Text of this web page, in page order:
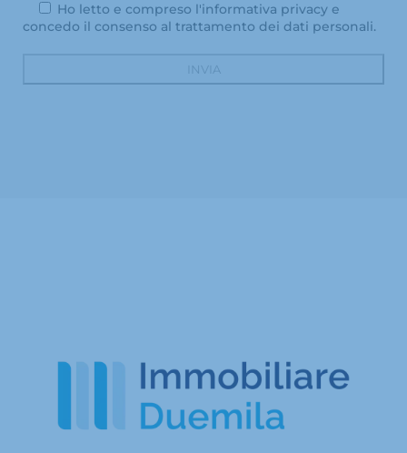
Ho letto e compreso l'informativa privacy e
concedo il consenso al trattamento dei dati personali.